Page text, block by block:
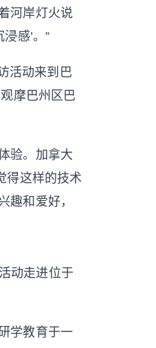
河岸灯火说
感’。”
活动来到巴
摩巴州区巴
验。加拿大
得这样的技术
趣和爱好，
动走进位于
学教育于一